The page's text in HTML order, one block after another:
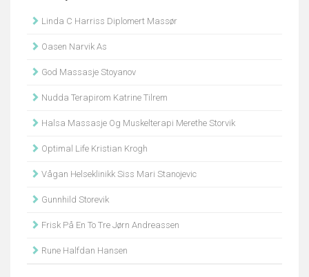
Linda C Harriss Diplomert Massør
Oasen Narvik As
God Massasje Stoyanov
Nudda Terapirom Katrine Tilrem
Halsa Massasje Og Muskelterapi Merethe Storvik
Optimal Life Kristian Krogh
Vågan Helseklinikk Siss Mari Stanojevic
Gunnhild Storevik
Frisk På En To Tre Jørn Andreassen
Rune Halfdan Hansen